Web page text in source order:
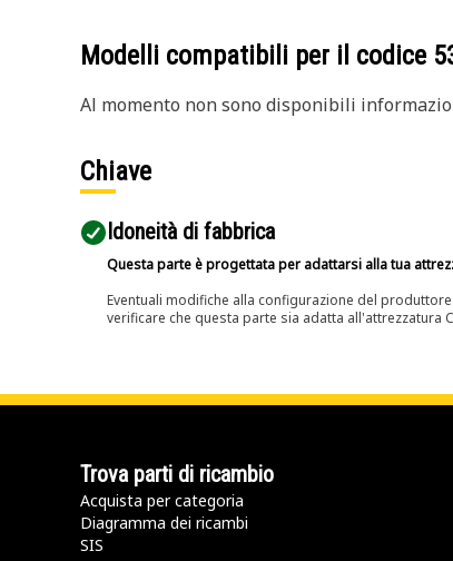
Modelli compatibili per il codice
Al momento non sono disponibili
Chiave
Idoneità di fabbrica
Questa parte è progettata per adattarsi alla tua
Eventuali modifiche alla configurazione del
verificare che questa parte sia adatta all'attrezzatura
Trova parti di ricambio
Acquista per categoria
Diagramma dei ricambi
SIS